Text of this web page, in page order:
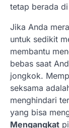
tetap berada
Jika Anda
untuk sedikit
membantu
bebas saat
jongkok.
seksama
menghindari
yang bisa
Mengangkat